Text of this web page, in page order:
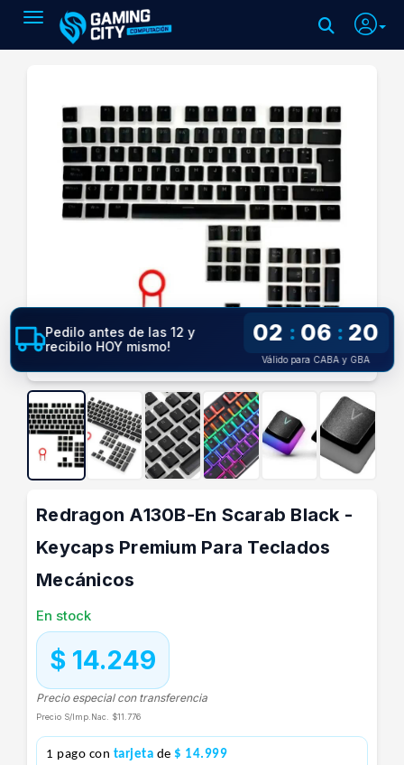
Toggle navigation
Redragon A130B-En Scarab Black -
Keycaps Premium Para Teclados
Mecánicos
En stock
$ 14.249
Precio especial con transferencia
Precio S/Imp.Nac. $11.776
1 pago con tarjeta de $ 14.999
Pedilo antes de las 12 y
recibilo HOY mismo!
02 : 06 : 19
Válido para CABA y GBA